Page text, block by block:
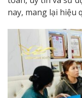
nay, mang lại hiệu